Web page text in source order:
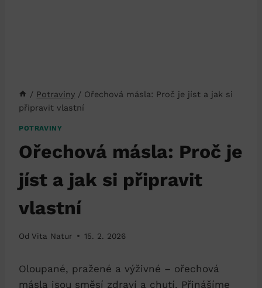
/ Potraviny / Ořechová másla: Proč je jíst a jak si
připravit vlastní
POTRAVINY
Ořechová másla: Proč je
jíst a jak si připravit
vlastní
Od Vita Natur 15. 2. 2026
Oloupané, pražené a výživné – ořechová
másla jsou směsí zdraví a chutí. Přinášíme